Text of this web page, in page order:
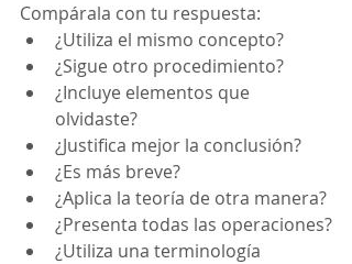
Compárala con tu respuesta:
¿Utiliza el mismo concepto?
¿Sigue otro procedimiento?
¿Incluye elementos que
olvidaste?
¿Justifica mejor la conclusión?
¿Es más breve?
¿Aplica la teoría de otra manera?
¿Presenta todas las operaciones?
¿Utiliza una terminología